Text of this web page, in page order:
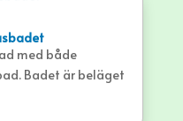
med både
Badet är beläget